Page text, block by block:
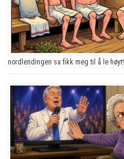
nordlendingen sa fikk meg til å le høyt!